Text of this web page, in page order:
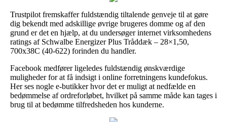
Trustpilot fremskaffer fuldstændig tiltalende genveje til at gøre
dig bekendt med adskillige øvrige brugeres domme og af den
grund er det en hjælp, at du undersøger internet virksomhedens
ratings af Schwalbe Energizer Plus Tråddæk – 28×1,50,
700x38C (40-622) forinden du handler.
Facebook medfører ligeledes fuldstændig ønskværdige
muligheder for at få indsigt i online forretningens kundefokus.
Her ses nogle e-butikker hvor det er muligt at nedfælde en
bedømmelse af ordreforløbet, hvilket på samme måde kan tages i
brug til at bedømme tilfredsheden hos kunderne.